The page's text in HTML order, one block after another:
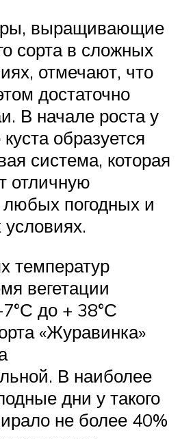
выращивающие
сорта в сложных
отмечают, что
достаточно
В начале роста у
образуется
система, которая
отличную
погодных и
условиях.
температур
вегетации
до + 38°С
«Журавинка»
В наиболее
дни у такого
не более 40%